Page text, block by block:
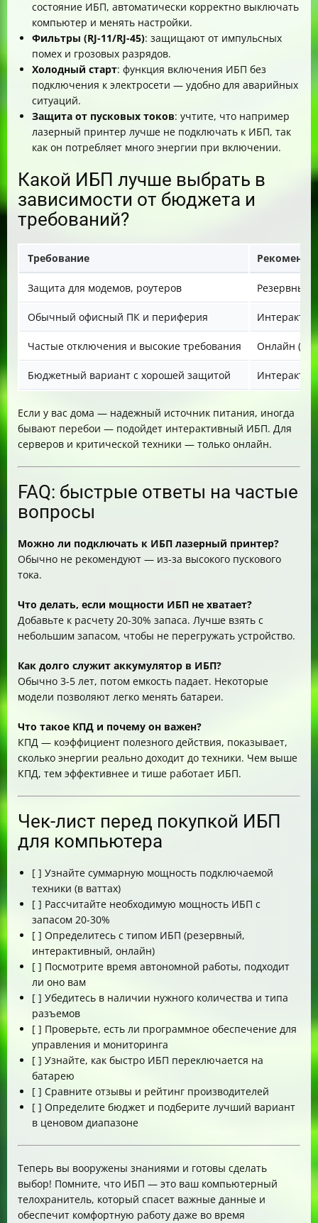
состояние ИБП, автоматически корректно выключать
компьютер и менять настройки.
Фильтры (RJ-11/RJ-45): защищают от импульсных
помех и грозовых разрядов.
Холодный старт: функция включения ИБП без
подключения к электросети — удобно для аварийных
ситуаций.
Защита от пусковых токов: учтите, что например
лазерный принтер лучше не подключать к ИБП, так
как он потребляет много энергии при включении.
Какой ИБП лучше выбрать в
зависимости от бюджета и
требований?
Требование
Защита для модемов, роутеров Резервный
Обычный офисный ПК и периферия
Частые отключения и высокие требования Онлайн
Бюджетный вариант с хорошей защитой
Если у вас дома — надежный источник питания, иногда
бывают перебои — подойдет интерактивный ИБП. Для
серверов и критической техники — только онлайн.
FAQ: быстрые ответы на частые
вопросы
Можно ли подключать к ИБП лазерный принтер?
Обычно не рекомендуют — из-за высокого пускового
тока.
Что делать, если мощности ИБП не хватает?
Добавьте к расчету 20-30% запаса. Лучше взять с
небольшим запасом, чтобы не перегружать устройство.
Как долго служит аккумулятор в ИБП?
Обычно 3-5 лет, потом емкость падает. Некоторые
модели позволяют легко менять батареи.
Что такое КПД и почему он важен?
КПД — коэффициент полезного действия, показывает,
сколько энергии реально доходит до техники. Чем выше
КПД, тем эффективнее и тише работает ИБП.
Чек-лист перед покупкой ИБП
для компьютера
[ ] Узнайте суммарную мощность подключаемой
техники (в ваттах)
[ ] Рассчитайте необходимую мощность ИБП с
запасом 20-30%
[ ] Определитесь с типом ИБП (резервный,
интерактивный, онлайн)
[ ] Посмотрите время автономной работы, подходит
ли оно вам
[ ] Убедитесь в наличии нужного количества и типа
разъемов
[ ] Проверьте, есть ли программное обеспечение для
управления и мониторинга
[ ] Узнайте, как быстро ИБП переключается на
батарею
[ ] Сравните отзывы и рейтинг производителей
[ ] Определите бюджет и подберите лучший вариант
в ценовом диапазоне
Теперь вы вооружены знаниями и готовы сделать
выбор! Помните, что ИБП — это ваш компьютерный
телохранитель, который спасет важные данные и
обеспечит комфортную работу даже во время